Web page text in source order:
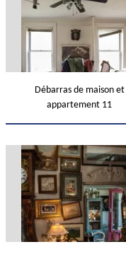
Débarras de maison et
appartement 11